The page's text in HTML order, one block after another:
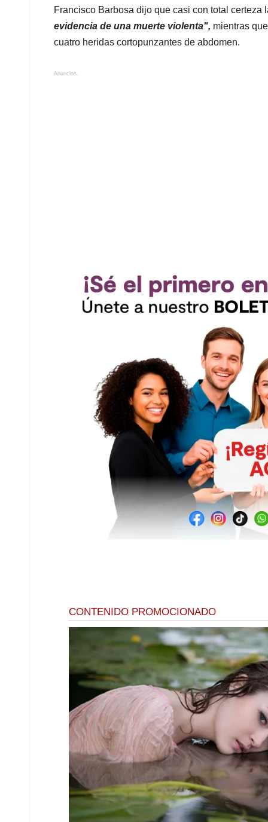
Francisco Barbosa dijo que casi con total
evidencia de una muerte violenta", mientras
cuatro heridas cortopunzantes de abdomen.
Anuncios.